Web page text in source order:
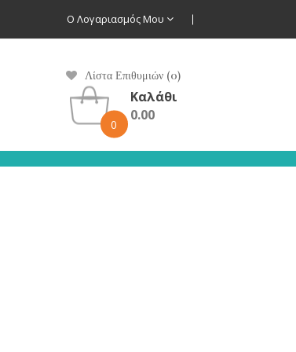
Ο Λογαριασμός Μου
Λίστα Επιθυμιών (0)
0
Καλάθι
0.00